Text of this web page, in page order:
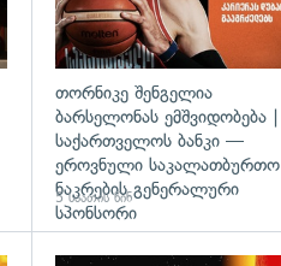
თორნიკე შენგელია
ბარსელონას ემშვიდობება |
საქართველოს ბანკი —
ეროვნული საკალათბურთო
ნაკრების გენერალური
სპონსორი
5 საათის წინ